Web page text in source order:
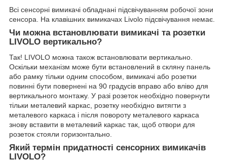
Всі сенсорні вимикачі обладнані підсвічуванням робочої зони
сенсора. На клавішних вимикачах Livolo підсвічування немає.
Чи можна встановлювати вимикачі та розетки
LIVOLO вертикально?
Так! LIVOLO можна також встановлювати вертикально.
Оскільки механізм може бути встановлений в скляну панель
або рамку тільки одним способом, вимикачі або розетки
повинні бути повернені на 90 градусів вправо або вліво для
вертикального монтажу. У разі розеток необхідно повернути
тільки металевий каркас, розетку необхідно витягти з
металевого каркаса і після повороту металевого каркаса
знову вставити в металевий каркас так, щоб отвори для
розеток стояли горизонтально.
Який термін придатності сенсорних вимикачів
LIVOLO?